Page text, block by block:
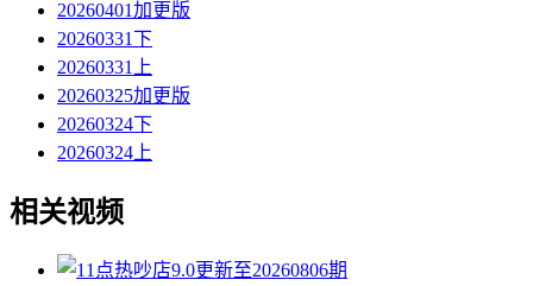
20260401加更版
20260331下
20260331上
20260325加更版
20260324下
20260324上
相关视频
9.0更新至20260806期